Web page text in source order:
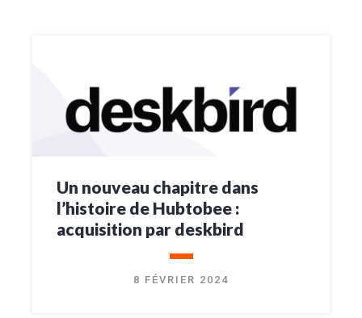
Un nouveau chapitre dans
l’histoire de Hubtobee :
acquisition par deskbird
8 FÉVRIER 2024